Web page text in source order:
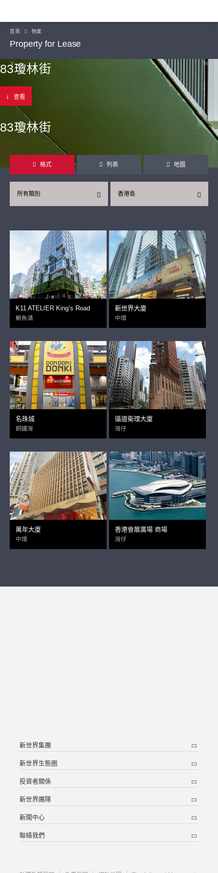
首頁 物業
Property for Lease
83瓊林街
查看
83瓊林街
格式 列表 地圖
香港島
所有類別
K11 ATELIER King’s Road
鰂魚涌
新世界大廈
中環
名珠城
銅鑼灣
循道衛理大廈
灣仔
萬年大廈
中環
香港會展廣場 商場
灣仔
新世界集團
新世界生態圈
投資者關係
新世界團隊
新聞中心
聯絡我們